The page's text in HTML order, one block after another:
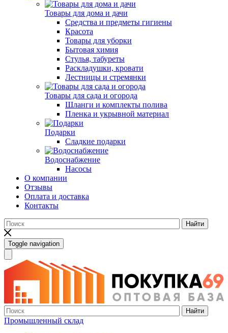
Товары для дома и дачи
Средства и предметы гигиены
Красота
Товары для уборки
Бытовая химия
Стулья, табуреты
Раскладушки, кровати
Лестницы и стремянки
Товары для сада и огорода
Шланги и комплекты полива
Пленка и укрывной материал
Подарки
Cладкие подарки
Водоснабжение
Насосы
О компании
Отзывы
Оплата и доставка
Контакты
Найти
Toggle navigation
Найти
Промышленный склад